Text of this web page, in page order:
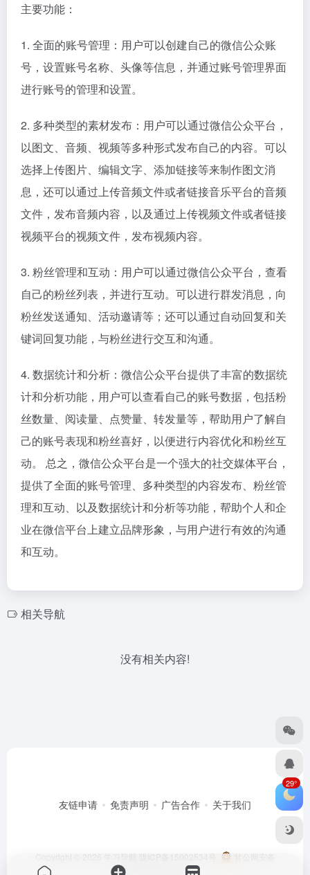
主要功能：
1. 全面的账号管理：用户可以创建自己的微信公众账
号，设置账号名称、头像等信息，并通过账号管理界面
进行账号的管理和设置。
2. 多种类型的素材发布：用户可以通过微信公众平台，
以图文、音频、视频等多种形式发布自己的内容。可以
选择上传图片、编辑文字、添加链接等来制作图文消
息，还可以通过上传音频文件或者链接音乐平台的音频
文件，发布音频内容，以及通过上传视频文件或者链接
视频平台的视频文件，发布视频内容。
3. 粉丝管理和互动：用户可以通过微信公众平台，查看
自己的粉丝列表，并进行互动。可以进行群发消息，向
粉丝发送通知、活动邀请等；还可以通过自动回复和关
键词回复功能，与粉丝进行交互和沟通。
4. 数据统计和分析：微信公众平台提供了丰富的数据统
计和分析功能，用户可以查看自己的账号数据，包括粉
丝数量、阅读量、点赞量、转发量等，帮助用户了解自
己的账号表现和粉丝喜好，以便进行内容优化和粉丝互
动。 总之，微信公众平台是一个强大的社交媒体平台，
提供了全面的账号管理、多种类型的内容发布、粉丝管
理和互动、以及数据统计和分析等功能，帮助个人和企
业在微信平台上建立品牌形象，与用户进行有效的沟通
和互动。
相关导航
没有相关内容!
友链申请 免责声明 广告合作 关于我们
Copyright © 2026 学习导航 陇ICP备15002534号
甘公网安备
62070202000635号
29°